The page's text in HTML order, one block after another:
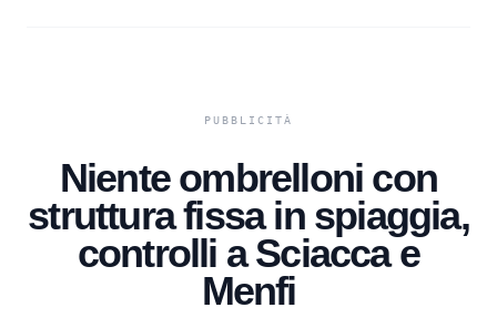
Niente ombrelloni con
struttura fissa in spiaggia,
controlli a Sciacca e
Menfi